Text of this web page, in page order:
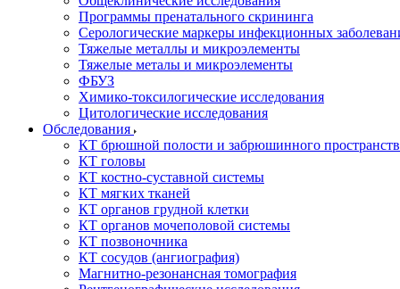
Программы пренатального скрининга
Серологические маркеры инфекционных
Тяжелые металлы и микроэлементы
Тяжелые металы и микроэлементы
ФБУЗ
Химико-токсилогические исследования
Цитологические исследования
Обследования
КТ брюшной полости и забрюшинного
КТ головы
КТ костно-суставной системы
КТ мягких тканей
КТ органов грудной клетки
КТ органов мочеполовой системы
КТ позвоночника
КТ сосудов (ангиография)
Магнитно-резонансная томография